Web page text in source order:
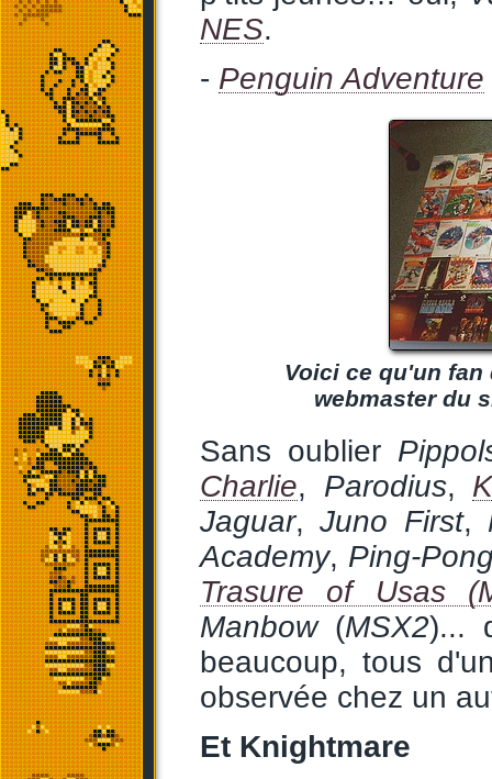
NES.
- Penguin Adventure
Voici ce qu'un fan
webmaster du
Sans oublier
Charlie, Parodius,
Jaguar,Juno First,
Academy, Ping-
Trasure of Usas
Manbow(MSX2)...
beaucoup, tous
observée chez un
Et Knightmare